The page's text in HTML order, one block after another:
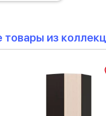
товары из